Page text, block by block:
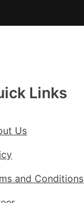
Links
Us
and Conditions